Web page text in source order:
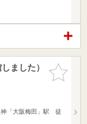
お気に入
りに追加
ました）
神「大阪梅田」駅 徒